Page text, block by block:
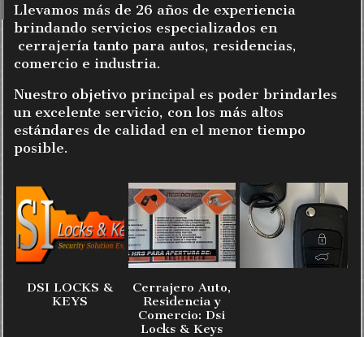
Llevamos más de 26 años de experiencia
brindando servicios especializados en
cerrajería tanto para autos, residencias,
comercio e industria.
Nuestro objetivo principal es poder brindarles
un excelente servicio, con los más altos
estándares de calidad en el menor tiempo
posible.
DSI LOCKS &
KEYS
Cerrajero Auto,
Residencia y
Comercio: Dsi
Locks & Keys